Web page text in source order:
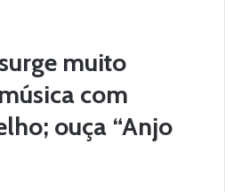
muito
com
ouça “Anjo